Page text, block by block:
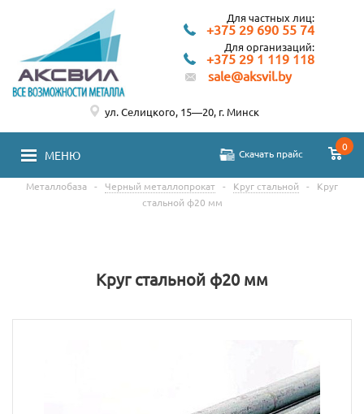
Для частных лиц:
+375 29 690 55 74
Для организаций:
+375 29 1 119 118
sale@aksvil.by
МЕНЮ Скачать прайс
0
ул. Селицкого, 15—20, г. Минск
Металлобаза - Черный металлопрокат - Круг стальной -
Круг
стальной ф20 мм
Круг стальной ф20 мм